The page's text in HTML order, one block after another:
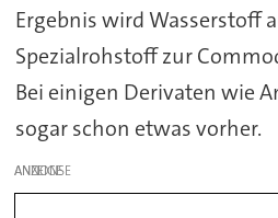
Ergebnis wird Wasserstoff
Spezialrohstoff zur
Bei einigen Derivaten wie
sogar schon etwas vorher.
ANZEIGE